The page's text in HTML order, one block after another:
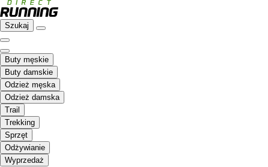
Szukaj
Buty męskie
Buty damskie
Odzież męska
Odzież damska
Trail
Trekking
Sprzęt
Odżywianie
Wyprzedaż